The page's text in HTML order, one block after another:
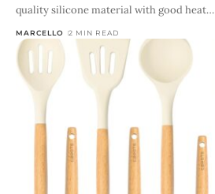
quality silicone material with good heat…
MARCELLO 2 MIN READ